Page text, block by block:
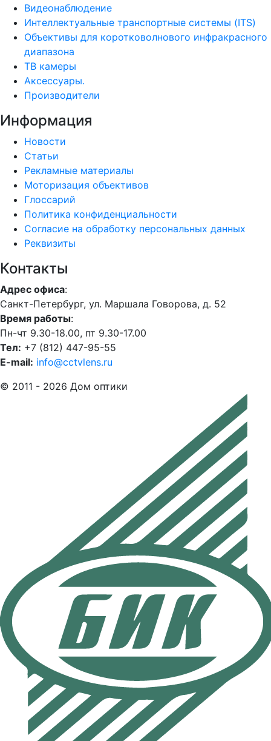
Видеонаблюдение
Интеллектуальные транспортные системы (ITS)
Объективы для коротковолнового инфракрасного
диапазона
ТВ камеры
Аксессуары.
Производители
Информация
Новости
Статьи
Рекламные материалы
Моторизация объективов
Глоссарий
Политика конфиденциальности
Согласие на обработку персональных данных
Реквизиты
Контакты
Адрес офиса:
Санкт-Петербург, ул. Маршала Говорова, д. 52
Время работы:
Пн-чт 9.30-18.00, пт 9.30-17.00
Тел: +7 (812) 447-95-55
E-mail: info@cctvlens.ru
© 2011 - 2026 Дом оптики